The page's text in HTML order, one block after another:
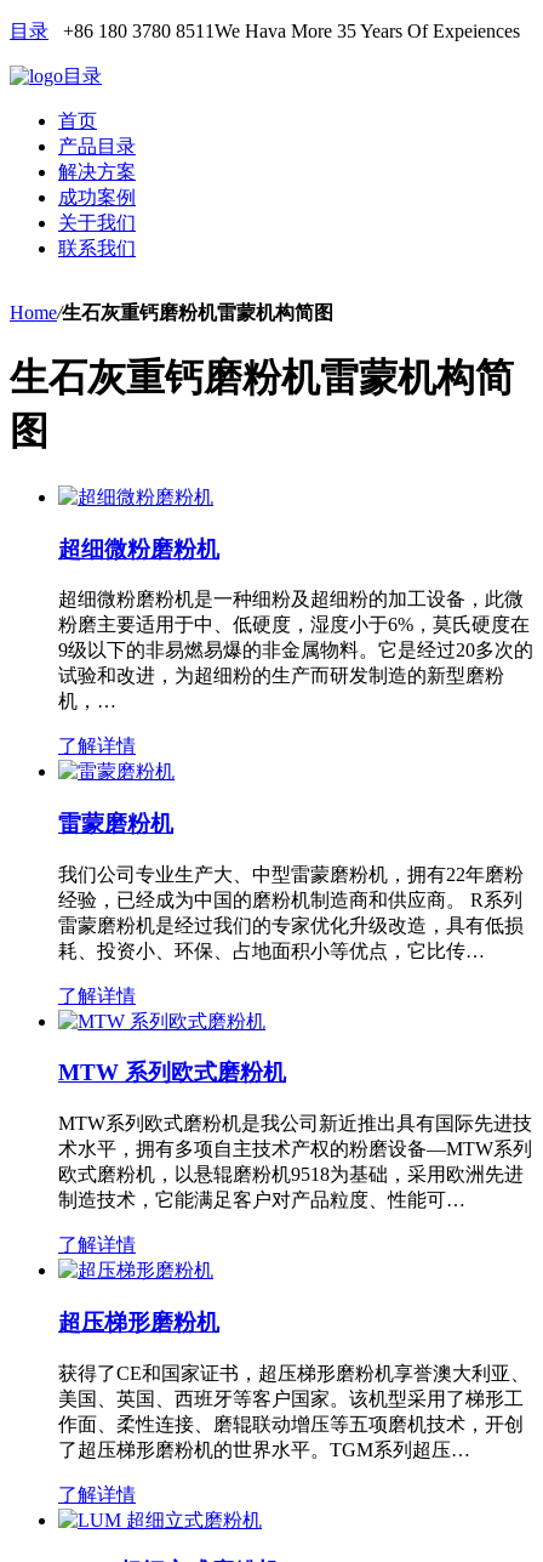
目录 +86 180 3780 8511We Hava More 35 Years Of Expeiences
目录
首页
产品目录
解决方案
成功案例
关于我们
联系我们
Home/生石灰重钙磨粉机雷蒙机构简图
生石灰重钙磨粉机雷蒙机构简
图
超细微粉磨粉机
超细微粉磨粉机是一种细粉及超细粉的加工设备，此微
粉磨主要适用于中、低硬度，湿度小于6%，莫氏硬度在
9级以下的非易燃易爆的非金属物料。它是经过20多次的
试验和改进，为超细粉的生产而研发制造的新型磨粉
机，…
了解详情
雷蒙磨粉机
我们公司专业生产大、中型雷蒙磨粉机，拥有22年磨粉
经验，已经成为中国的磨粉机制造商和供应商。 R系列
雷蒙磨粉机是经过我们的专家优化升级改造，具有低损
耗、投资小、环保、占地面积小等优点，它比传…
了解详情
MTW 系列欧式磨粉机
MTW系列欧式磨粉机是我公司新近推出具有国际先进技
术水平，拥有多项自主技术产权的粉磨设备—MTW系列
欧式磨粉机，以悬辊磨粉机9518为基础，采用欧洲先进
制造技术，它能满足客户对产品粒度、性能可…
了解详情
超压梯形磨粉机
获得了CE和国家证书，超压梯形磨粉机享誉澳大利亚、
美国、英国、西班牙等客户国家。该机型采用了梯形工
作面、柔性连接、磨辊联动增压等五项磨机技术，开创
了超压梯形磨粉机的世界水平。TGM系列超压…
了解详情